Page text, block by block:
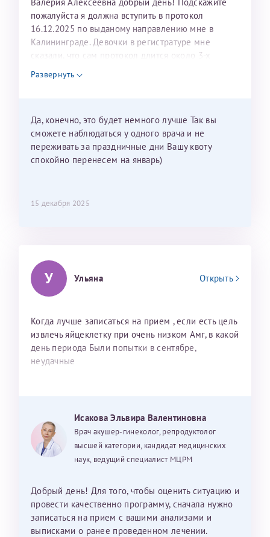
пожалуйста я должна вступить в протокол
16.12.2025 по выданому направлению мне в
Калининграде. Девочки в регистратуре мне
сказали, что сам протокол длится около 3-х
недель и 3 недели я должна находится в Питере.
Можно мне новый год провести в Калининграде и
Развернуть
Да, конечно, это будет немного лучше Так вы
сможете наблюдаться у одного врача и не
переживать за праздничные дни Вашу квоту
спокойно перенесем на январь)
15 декабря 2025
У Ульяна Открыть
Когда лучше записаться на прием , если есть цель
извлечь яйцеклетку при очень низком Амг, в какой
день периода Были попытки в сентябре,
неудачные
Исакова Эльвира Валентиновна
Врач акушер-гинеколог, репродуктолог
высшей категории, кандидат медицинских
наук, ведущий специалист МЦРМ
Добрый день! Для того, чтобы оценить ситуацию и
провести качественно программу, сначала нужно
записаться на прием с вашими анализами и
выписками о ранее проведенном лечении.